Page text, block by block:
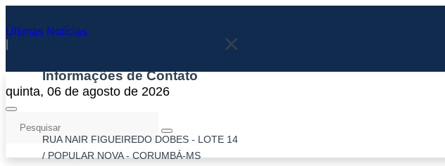
Últimas Notícias
quinta, 06 de agosto de 2026
×
Informações de Contato
RUA NAIR FIGUEIREDO DOBES - LOTE 14
/ POPULAR NOVA - CORUMBÁ-MS